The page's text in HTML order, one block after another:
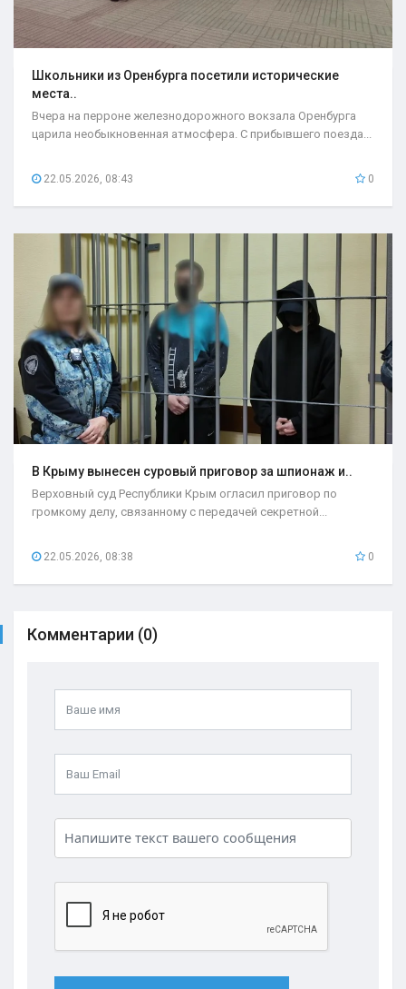
Школьники из Оренбурга посетили исторические
места..
Вчера на перроне железнодорожного вокзала Оренбурга
царила необыкновенная атмосфера. С прибывшего поезда...
22.05.2026, 08:43 0
В Крыму вынесен суровый приговор за шпионаж и..
Верховный суд Республики Крым огласил приговор по
громкому делу, связанному с передачей секретной...
22.05.2026, 08:38 0
Комментарии (0)